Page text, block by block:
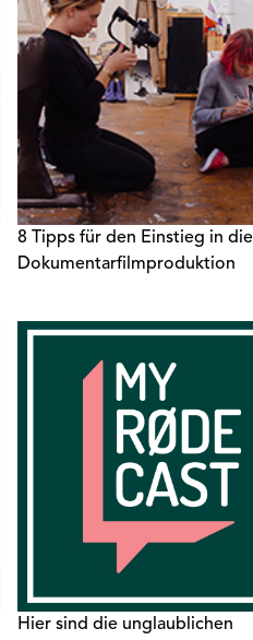
8 Tipps für den Einstieg in die
Dokumentarfilmproduktion
Hier sind die unglaublichen